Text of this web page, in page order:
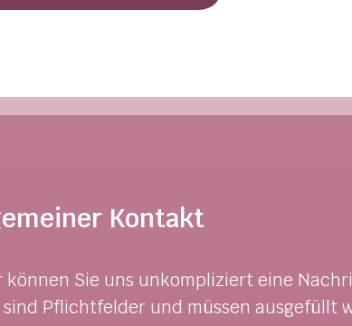
Kontakt
Sie uns unkompliziert eine
Pflichtfelder und müssen ausgefüllt